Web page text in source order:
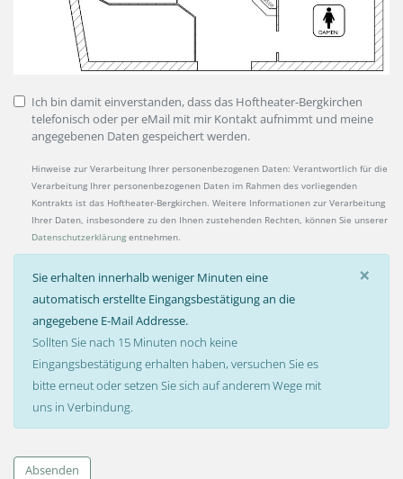
Ich bin damit einverstanden, dass das Hoftheater-Bergkirchen
telefonisch oder per eMail mit mir Kontakt aufnimmt und meine
angegebenen Daten gespeichert werden.
Hinweise zur Verarbeitung Ihrer personenbezogenen Daten: Verantwortlich für die
Verarbeitung Ihrer personenbezogenen Daten im Rahmen des vorliegenden
Kontrakts ist das Hoftheater-Bergkirchen. Weitere Informationen zur Verarbeitung
Ihrer Daten, insbesondere zu den Ihnen zustehenden Rechten, können Sie unserer
Datenschutzerklärung entnehmen.
×
Sie erhalten innerhalb weniger Minuten eine
automatisch erstellte Eingangsbestätigung an die
angegebene E-Mail Addresse.
Sollten Sie nach 15 Minuten noch keine
Eingangsbestätigung erhalten haben, versuchen Sie es
bitte erneut oder setzen Sie sich auf anderem Wege mit
uns in Verbindung.
Absenden